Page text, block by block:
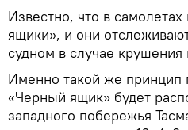
Известно, что в
ящики», и они
судном в случае крушения
Именно такой же принцип
«Черный ящик» будет
западного побережья